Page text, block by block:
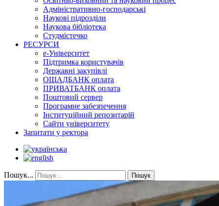
Адміністративно-господарські
Наукові підрозділи
Наукова бібліотека
Студмістечко
РЕСУРСИ
е-Університет
Підтримка користувачів
Державні закупівлі
ОЩАДБАНК оплата
ПРИВАТБАНК оплата
Поштовий сервер
Програмне забезпечення
Інституційний репозитарій
Сайти університету
Запитати у ректора
Пошук... Пошук